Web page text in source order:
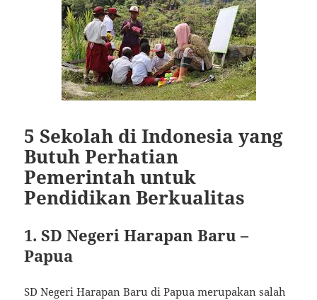
5 Sekolah di Indonesia yang
Butuh Perhatian
Pemerintah untuk
Pendidikan Berkualitas
1. SD Negeri Harapan Baru –
Papua
SD Negeri Harapan Baru di Papua merupakan salah